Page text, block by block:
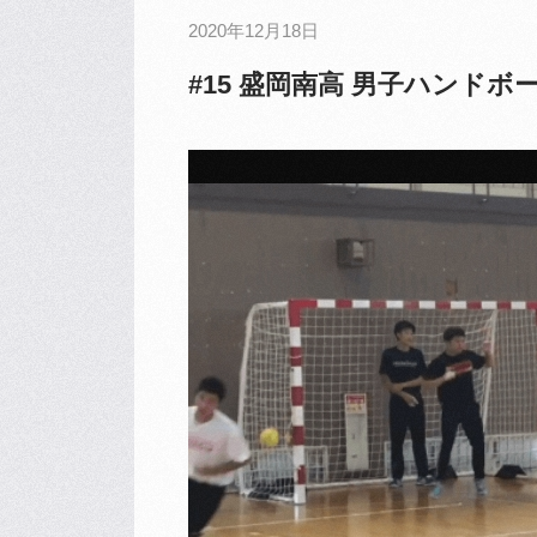
2020年12月18日
#15 盛岡南高 男子ハンドボ